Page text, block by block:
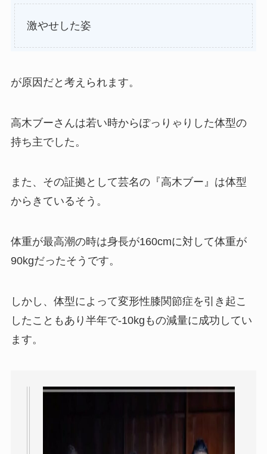
激やせした姿
が原因だと考えられます。
高木ブーさんは若い時からぽっりゃりした体型の
持ち主でした。
また、その証拠として芸名の『高木ブー』は体型
からきているそう。
体重が最高潮の時は身長が160cmに対して体重が
90kgだったそうです。
しかし、体型によって変形性膝関節症を引き起こ
したこともあり半年で-10kgもの減量に成功してい
ます。